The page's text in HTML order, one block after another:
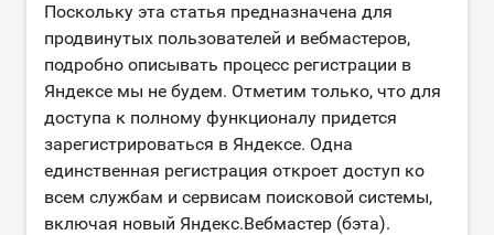
Поскольку эта статья предназначена для
продвинутых пользователей и вебмастеров,
подробно описывать процесс регистрации в
Яндексе мы не будем. Отметим только, что для
доступа к полному функционалу придется
зарегистрироваться в Яндексе. Одна
единственная регистрация откроет доступ ко
всем службам и сервисам поисковой системы,
включая новый Яндекс.Вебмастер (бэта).